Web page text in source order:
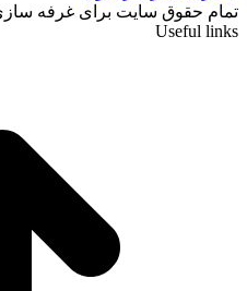
تمام حقوق سایت برای غرفه
Useful links